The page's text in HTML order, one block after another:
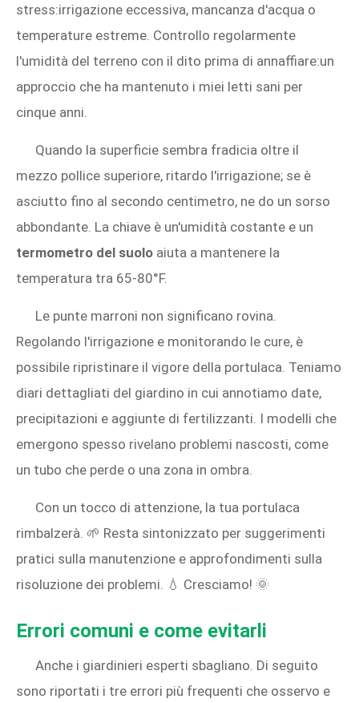
stress:irrigazione eccessiva, mancanza d'acqua o
temperature estreme. Controllo regolarmente
l'umidità del terreno con il dito prima di annaffiare:un
approccio che ha mantenuto i miei letti sani per
cinque anni.
Quando la superficie sembra fradicia oltre il
mezzo pollice superiore, ritardo l'irrigazione; se è
asciutto fino al secondo centimetro, ne do un sorso
abbondante. La chiave è un'umidità costante e un
termometro del suolo aiuta a mantenere la
temperatura tra 65‑80°F.
Le punte marroni non significano rovina.
Regolando l'irrigazione e monitorando le cure, è
possibile ripristinare il vigore della portulaca. Teniamo
diari dettagliati del giardino in cui annotiamo date,
precipitazioni e aggiunte di fertilizzanti. I modelli che
emergono spesso rivelano problemi nascosti, come
un tubo che perde o una zona in ombra.
Con un tocco di attenzione, la tua portulaca
rimbalzerà. 🌱 Resta sintonizzato per suggerimenti
pratici sulla manutenzione e approfondimenti sulla
risoluzione dei problemi. 💧 Cresciamo! 🌞
Errori comuni e come evitarli
Anche i giardinieri esperti sbagliano. Di seguito
sono riportati i tre errori più frequenti che osservo e